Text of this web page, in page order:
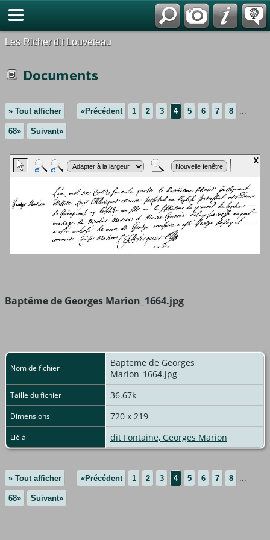
Les Richer dit Louveteau
Documents
» Tout afficher «Précédent 1 2 3 4 5 6 7 8 ...
68» Suivant»
Baptême de Georges Marion_1664.jpg
Nom de fichier
Bapteme de Georges
Marion_1664.jpg
Taille du fichier 36.67k
Dimensions 720 x 219
Lié à dit Fontaine, Georges Marion
» Tout afficher «Précédent 1 2 3 4 5 6 7 8
68» Suivant»